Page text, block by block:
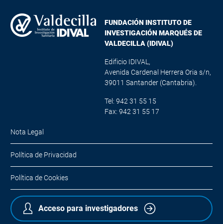
FUNDACIÓN INSTITUTO DE
INVESTIGACIÓN MARQUÉS DE
VALDECILLA (IDIVAL)
Edificio IDIVAL,
Avenida Cardenal Herrera Oria s/n,
39011 Santander (Cantabria).
Tel: 942 31 55 15
Fax: 942 31 55 17
Nota Legal
Política de Privacidad
Política de Cookies
Acceso para investigadores